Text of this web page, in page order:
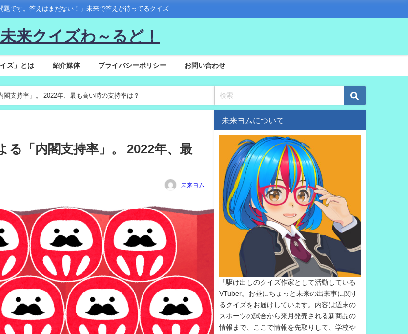
題です。答えはまだない！」未来で答えが待ってるクイズ
未来クイズわ～るど！
イズ」とは 紹介媒体 プライバシーポリシー お問い合わせ
よる「内閣支持率」。 2022年、最も高い時の支持率は？
る「内閣支持率」。 2022年、最
未来ヨム
未来ヨムについて
「駆け出しのクイズ作家として活動している
VTuber。お昼にちょっと未来の出来事に関す
るクイズをお届けしています。内容は週末の
スポーツの試合から来月発売される新商品の
情報まで、ここで情報を先取りして、学校や